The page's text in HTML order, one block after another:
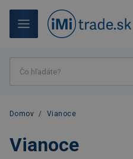
Domov / Vianoce
Vianoce